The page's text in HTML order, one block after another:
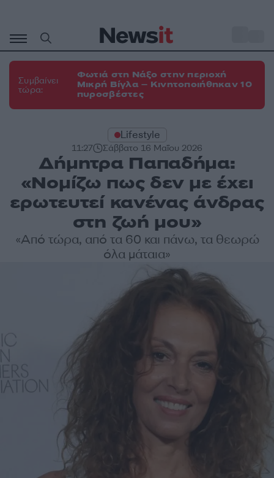
περιεχόμενο
Συμβαίνει
τώρα:
Φωτιά στη Νάξο στην περιοχή
Μικρή Βίγλα – Κινητοποιήθηκαν 10
πυροσβέστες
Lifestyle
11:27 Σάββατο 16 Μαΐου 2026
Δήμητρα Παπαδήμα:
«Νομίζω πως δεν με έχει
ερωτευτεί κανένας άνδρας
στη ζωή μου»
«Από τώρα, από τα 60 και πάνω, τα θεωρώ
όλα μάταια»